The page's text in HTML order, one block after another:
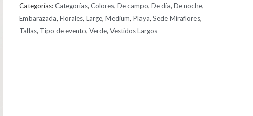
Categorías:Categorías,Colores,De campo,De día,De noche,
Embarazada,Florales,Large,Medium, Playa,Sede Miraflores,
Tallas, Tipo de evento,Verde,Vestidos Largos